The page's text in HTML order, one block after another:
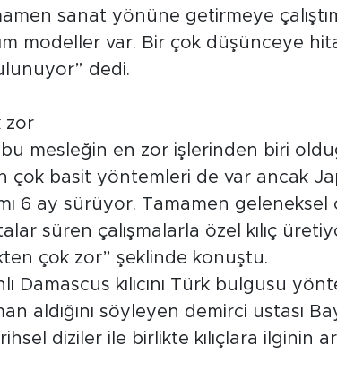
sanat yönüne getirmeye
modeller var. Bir çok düşünceye
dedi.
zor
bu mesleğin en zor işlerinden biri
çok basit yöntemleri de var ancak
6 ay sürüyor. Tamamen geleneksel
süren çalışmalarla özel kılıç
çok zor” şeklinde konuştu.
Damascus kılıcını Türk bulgusu
aldığını söyleyen demirci ustası
diziler ile birlikte kılıçlara ilginin